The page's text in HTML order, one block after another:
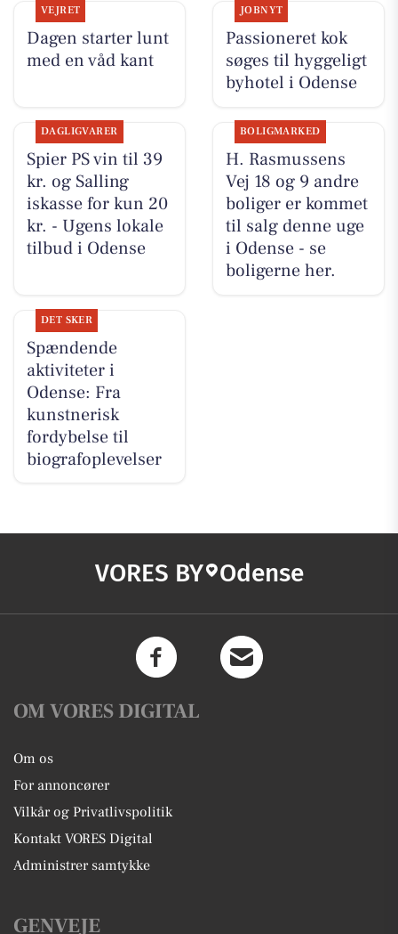
VEJRET
Dagen starter lunt
med en våd kant
JOBNYT
Passioneret kok
søges til hyggeligt
byhotel i Odense
DAGLIGVARER
Spier PS vin til 39
kr. og Salling
iskasse for kun 20
kr. - Ugens lokale
tilbud i Odense
BOLIGMARKED
H. Rasmussens
Vej 18 og 9 andre
boliger er kommet
til salg denne uge
i Odense - se
boligerne her.
DET SKER
Spændende
aktiviteter i
Odense: Fra
kunstnerisk
fordybelse til
biografoplevelser
VORES BY Odense
OM VORES DIGITAL
Om os
For annoncører
Vilkår og Privatlivspolitik
Kontakt VORES Digital
Administrer samtykke
GENVEJE